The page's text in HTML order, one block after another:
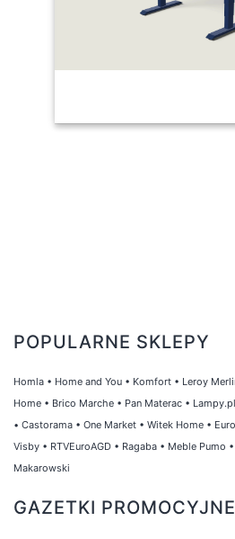
POPULARNE SKLEPY
Homla • Home and You • Komfort • Leroy
Home • Brico Marche • Pan Materac • Lampy.pl
• Castorama • One Market • Witek Home •
Visby • RTVEuroAGD • Ragaba • Meble Pumo •
Makarowski
GAZETKI PROMOCYJNE